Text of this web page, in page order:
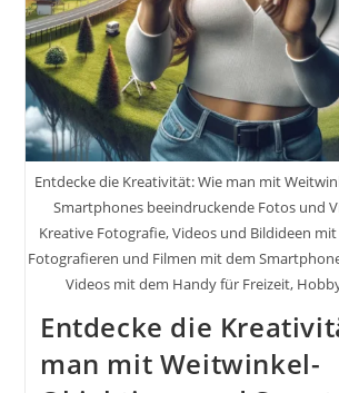
Entdecke die Kreativität: Wie man mit
Smartphones beeindruckende Fotos und
Kreative Fotografie, Videos und Bildideen
Fotografieren und Filmen mit dem
Videos mit dem Handy für Freizeit,
Entdecke die
man mit Weitwinkel-